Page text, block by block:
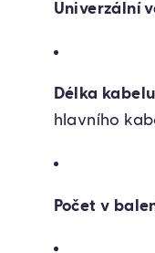
Univerzální
Délka
hlavního
Počet v